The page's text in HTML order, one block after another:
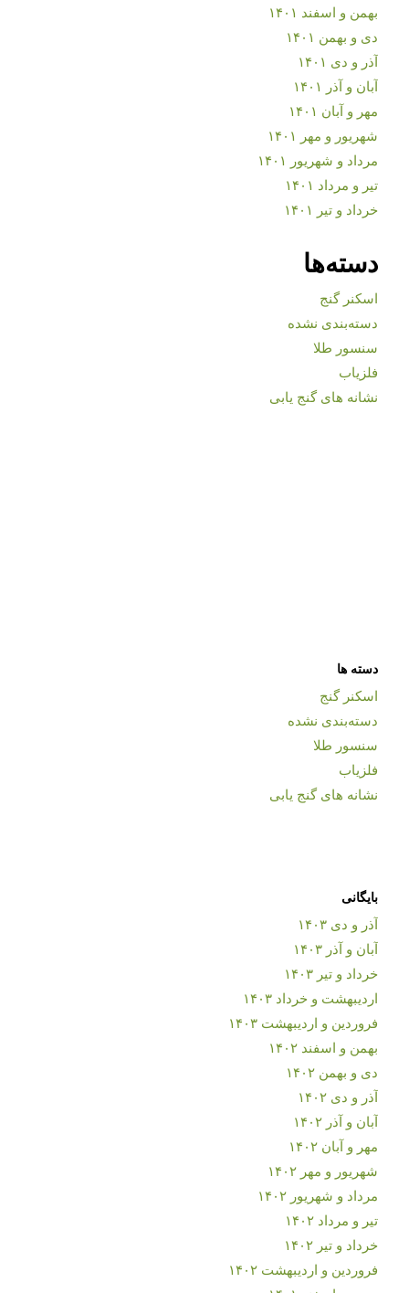
بهمن و اسفند ۱۴۰۱
دی و بهمن ۱۴۰۱
آذر و دی ۱۴۰۱
آبان و آذر ۱۴۰۱
مهر و آبان ۱۴۰۱
شهریور و مهر ۱۴۰۱
مرداد و شهریور ۱۴۰۱
تیر و مرداد ۱۴۰۱
خرداد و تیر ۱۴۰۱
دسته‌ها
اسکنر گنج
دسته‌بندی نشده
سنسور طلا
فلزیاب
نشانه های گنج یابی
دسته ها
اسکنر گنج
دسته‌بندی نشده
سنسور طلا
فلزیاب
نشانه های گنج یابی
بایگانی
آذر و دی ۱۴۰۳
آبان و آذر ۱۴۰۳
خرداد و تیر ۱۴۰۳
اردیبهشت و خرداد ۱۴۰۳
فروردین و اردیبهشت ۱۴۰۳
بهمن و اسفند ۱۴۰۲
دی و بهمن ۱۴۰۲
آذر و دی ۱۴۰۲
آبان و آذر ۱۴۰۲
مهر و آبان ۱۴۰۲
شهریور و مهر ۱۴۰۲
مرداد و شهریور ۱۴۰۲
تیر و مرداد ۱۴۰۲
خرداد و تیر ۱۴۰۲
فروردین و اردیبهشت ۱۴۰۲